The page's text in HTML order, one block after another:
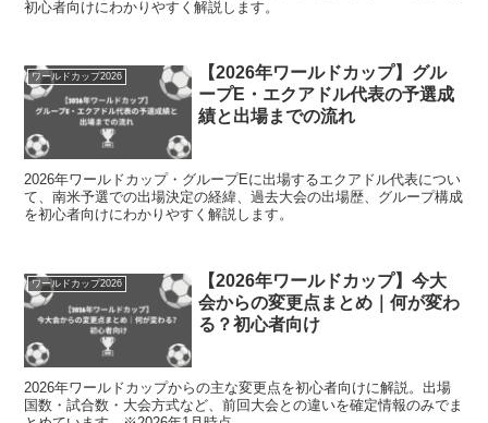
初心者向けにわかりやすく解説します。
ワールドカップ2026
【2026年ワールドカップ】グル
ープE・エクアドル代表の予選成
績と出場までの流れ
2026年ワールドカップ・グループEに出場するエクアドル代表につい
て、南米予選での出場決定の経緯、過去大会の出場歴、グループ構成
を初心者向けにわかりやすく解説します。
ワールドカップ2026
【2026年ワールドカップ】今大
会からの変更点まとめ｜何が変わ
る？初心者向け
2026年ワールドカップからの主な変更点を初心者向けに解説。出場
国数・試合数・大会方式など、前回大会との違いを確定情報のみでま